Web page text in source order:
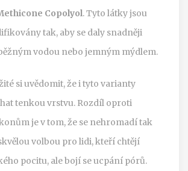
Copolyol. Tyto látky jsou
tak, aby se daly snadněji
vodou nebo jemným mýdlem.
si uvědomit, že i tyto varianty
tenkou vrstvu. Rozdíl oproti
je v tom, že se nehromadí tak
volbou pro lidi, kteří chtějí
pocitu, ale bojí se ucpání pórů.